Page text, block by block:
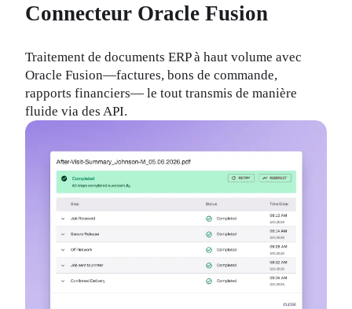
Connecteur Oracle Fusion
Traitement de documents ERP à haut volume avec
Oracle Fusion—factures, bons de commande,
rapports financiers— le tout transmis de manière
fluide via des API.